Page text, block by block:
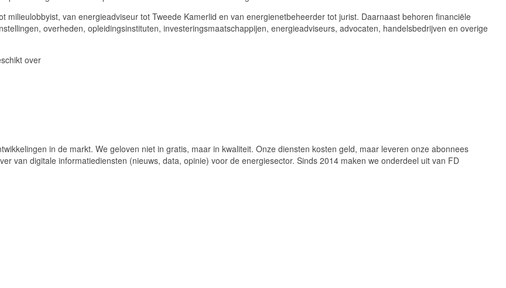
van energieadviseur tot Tweede Kamerlid en van energienetbeheerder tot jurist. Daarnaast behoren financiële
overheden, opleidingsinstituten, investeringsmaatschappijen, energieadviseurs, advocaten, handelsbedrijven en overige
over
in de markt. We geloven niet in gratis, maar in kwaliteit. Onze diensten kosten geld, maar leveren onze abonnees
van digitale informatiediensten (nieuws, data, opinie) voor de energiesector. Sinds 2014 maken we onderdeel uit van FD